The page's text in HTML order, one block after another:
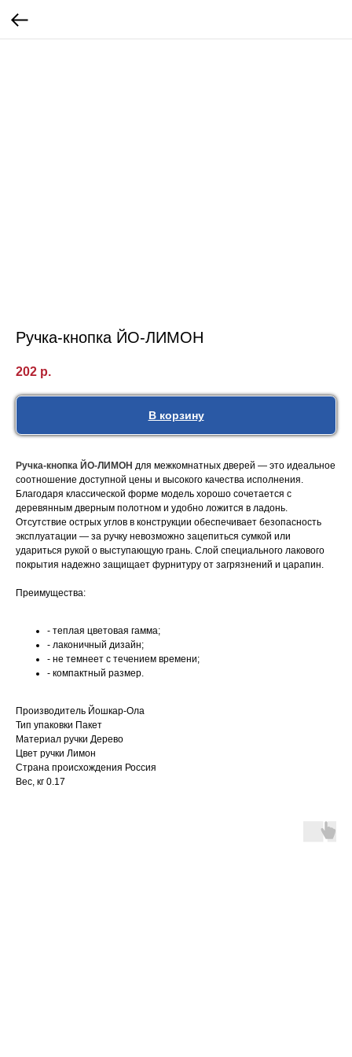
Ручка-кнопка ЙО-ЛИМОН
202 р.
В корзину
Ручка-кнопка ЙО-ЛИМОН для межкомнатных дверей — это идеальное
соотношение доступной цены и высокого качества исполнения.
Благодаря классической форме модель хорошо сочетается с
деревянным дверным полотном и удобно ложится в ладонь.
Отсутствие острых углов в конструкции обеспечивает безопасность
эксплуатации — за ручку невозможно зацепиться сумкой или
удариться рукой о выступающую грань. Слой специального лакового
покрытия надежно защищает фурнитуру от загрязнений и царапин.
Преимущества:
- теплая цветовая гамма;
- лаконичный дизайн;
- не темнеет с течением времени;
- компактный размер.
Производитель Йошкар-Ола
Тип упаковки Пакет
Материал ручки Дерево
Цвет ручки Лимон
Страна происхождения Россия
Вес, кг 0.17